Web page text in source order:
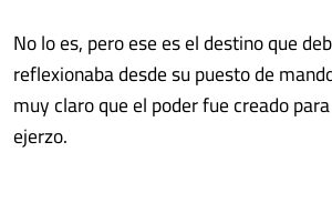
No lo es, pero ese es el destino que
reflexionaba desde su puesto de
muy claro que el poder fue creado
ejerzo.